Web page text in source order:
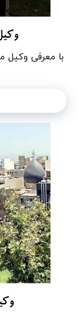
با معرفی وکیل